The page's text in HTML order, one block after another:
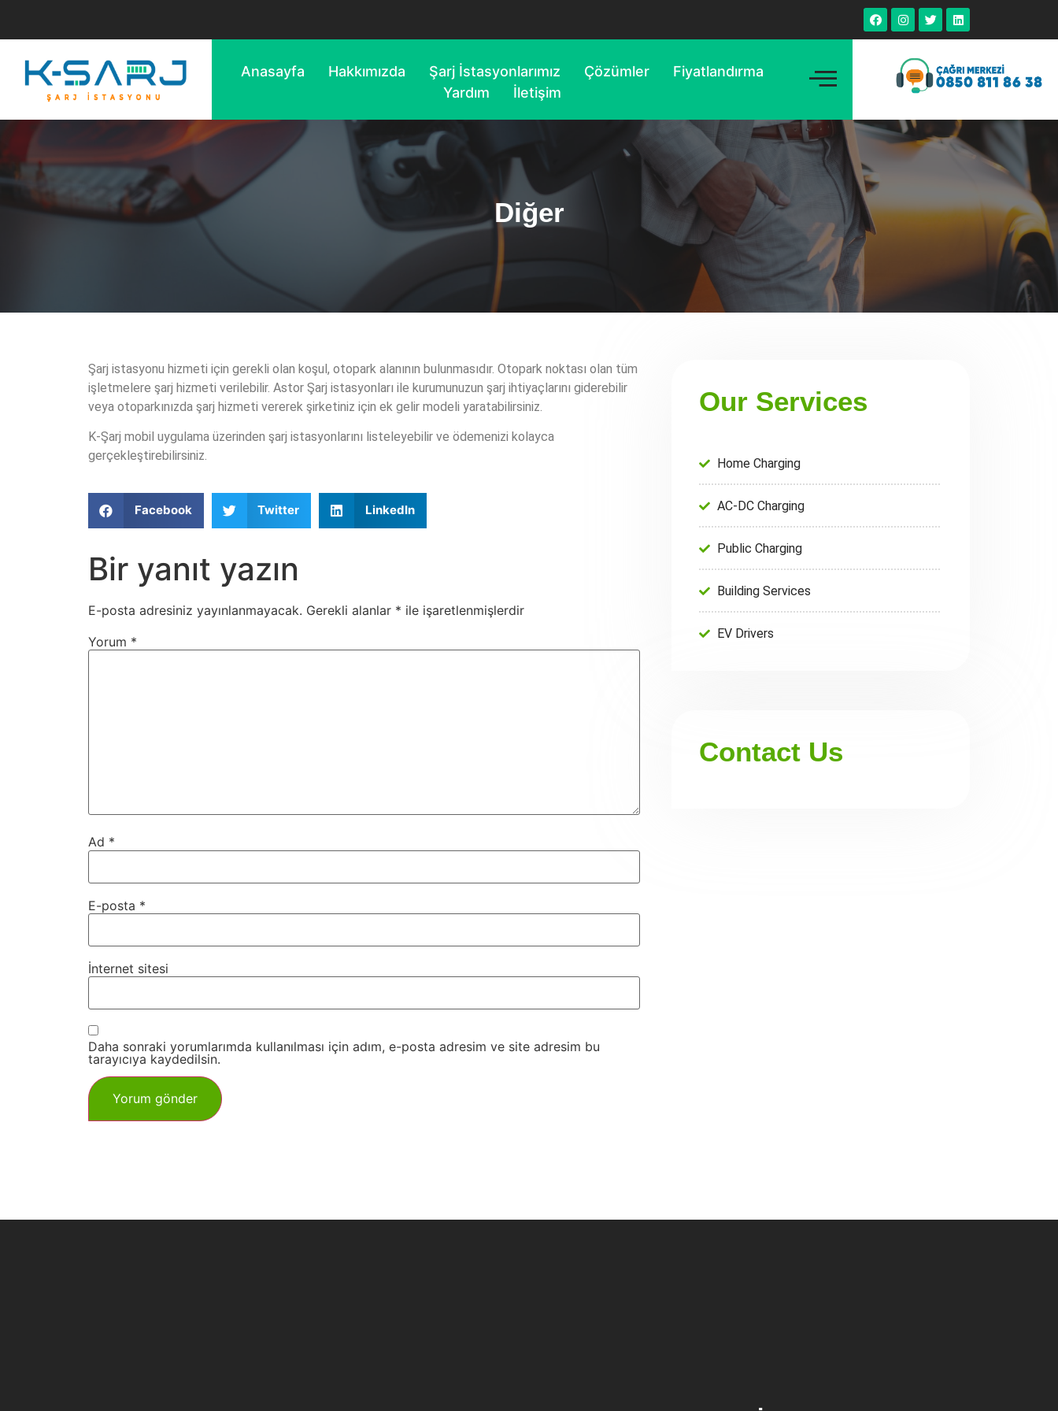
Anasayfa Hakkımızda Şarj İstasyonlarımız Çözümler
Fiyatlandırma
Yardım
İletişim
Diğer
Şarj istasyonu hizmeti için gerekli olan koşul, otopark alanının bulunmasıdır. Otopark noktası olan tüm
işletmelere şarj hizmeti verilebilir. Astor Şarj istasyonları ile kurumunuzun şarj ihtiyaçlarını giderebilir
veya otoparkınızda şarj hizmeti vererek şirketiniz için ek gelir modeli yaratabilirsiniz.
K-Şarj mobil uygulama üzerinden şarj istasyonlarını listeleyebilir ve ödemenizi kolayca
gerçekleştirebilirsiniz.
Facebook Twitter LinkedIn
Bir yanıt yazın
E-posta adresiniz yayınlanmayacak. Gerekli alanlar * ile işaretlenmişlerdir
Yorum *
Ad *
E-posta *
İnternet sitesi
Daha sonraki yorumlarımda kullanılması için adım, e-posta adresim ve site adresim bu
tarayıcıya kaydedilsin.
Our Services
Home Charging
AC-DC Charging
Public Charging
Building Services
EV Drivers
Contact Us